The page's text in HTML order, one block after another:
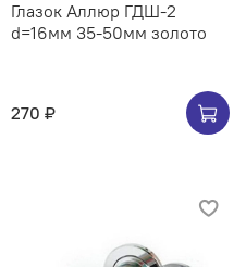
Глазок Аллюр ГДШ-2
d=16мм 35-50мм золото
270 ₽